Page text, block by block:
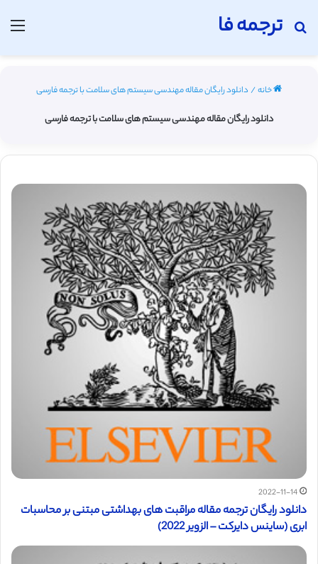
ترجمه فا
جستجو برای
خانه/ دانلود رایگان مقاله مهندسی سیستم های سلامت با ترجمه فارسی
دانلود رایگان مقاله مهندسی سیستم های سلامت با ترجمه فارسی
2022-11-14
دانلود رایگان ترجمه مقاله مراقبت های بهداشتی مبتنی بر محاسبات
ابری (ساینس دایرکت – الزویر 2022)